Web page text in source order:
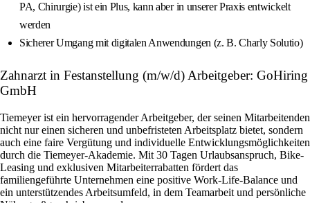
PA, Chirurgie) ist ein Plus, kann aber in unserer Praxis entwickelt
werden
Sicherer Umgang mit digitalen Anwendungen (z. B. Charly Solutio)
Zahnarzt in Festanstellung (m/w/d) Arbeitgeber: GoHiring
GmbH
Tiemeyer ist ein hervorragender Arbeitgeber, der seinen Mitarbeitenden
nicht nur einen sicheren und unbefristeten Arbeitsplatz bietet, sondern
auch eine faire Vergütung und individuelle Entwicklungsmöglichkeiten
durch die Tiemeyer-Akademie. Mit 30 Tagen Urlaubsanspruch, Bike-
Leasing und exklusiven Mitarbeiterrabatten fördert das
familiengeführte Unternehmen eine positive Work-Life-Balance und
ein unterstützendes Arbeitsumfeld, in dem Teamarbeit und persönliche